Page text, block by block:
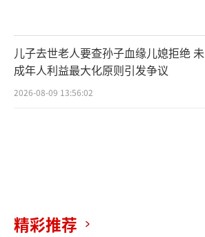
儿子去世老人要查孙子血缘儿媳拒绝 未
成年人利益最大化原则引发争议
2026-08-09 13:56:02
精彩推荐